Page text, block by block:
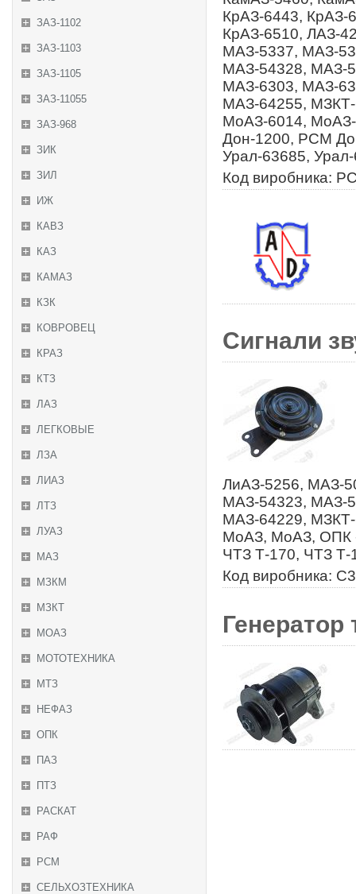
ЗАЗ-1102
ЗАЗ-1103
ЗАЗ-1105
ЗАЗ-11055
ЗАЗ-968
ЗИК
ЗИЛ
ИЖ
КАВЗ
КАЗ
КАМАЗ
КЗК
КОВРОВЕЦ
КРАЗ
КТЗ
ЛАЗ
ЛЕГКОВЫЕ
ЛЗА
ЛИАЗ
ЛТЗ
ЛУАЗ
МАЗ
МЗКМ
МЗКТ
МОАЗ
МОТОТЕХНИКА
МТЗ
НЕФАЗ
ОПК
ПАЗ
ПТЗ
РАСКАТ
РАФ
РСМ
СЕЛЬХОЗТЕХНИКА
КрАЗ-6443, КрАЗ-
КрАЗ-6510, ЛАЗ-
МАЗ-5337, МАЗ-
МАЗ-54328, МАЗ-
МАЗ-6303, МАЗ-
МАЗ-64255,
МоАЗ-6014,
Дон-1200, РСМ
Урал-63685,
Код виробника:
Сигнали
ЛиАЗ-5256, МАЗ-
МАЗ-54323, МАЗ-
МАЗ-64229,
МоАЗ, МоАЗ, ОПК
ЧТЗ Т-170, ЧТЗ Т-
Код виробника:
Генератор